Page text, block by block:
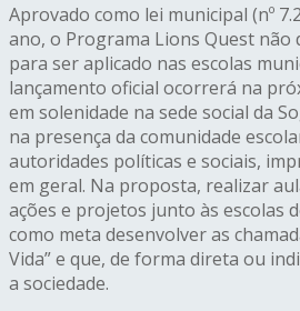
Aprovado como lei municipal (nº
ano, o Programa Lions Quest não
para ser aplicado nas escolas
lançamento oficial ocorrerá na
em solenidade na sede social da
na presença da comunidade
autoridades políticas e sociais,
em geral. Na proposta, realizar
ações e projetos junto às escolas
como meta desenvolver as
Vida” e que, de forma direta ou
a sociedade.